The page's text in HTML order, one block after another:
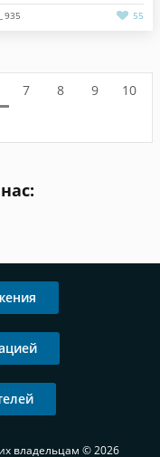
935 55
7 8 9
10
владельцам © 2026